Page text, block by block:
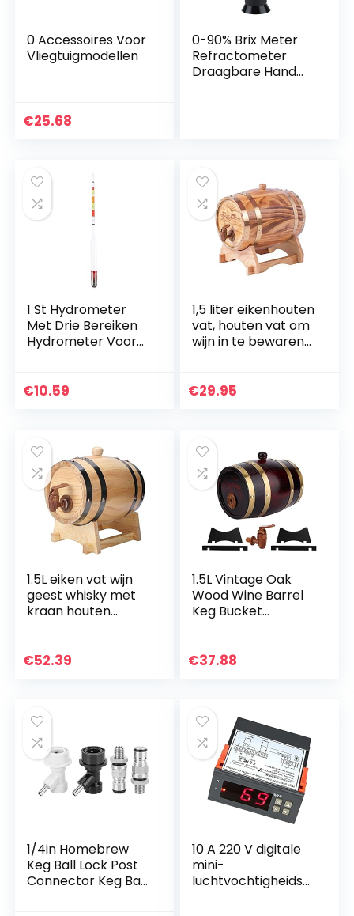
0 Accessoires Voor
Vliegtuigmodellen
€25.68
0-90% Brix Meter
Refractometer
Draagbare Hand
1 St Hydrometer
Met Drie Bereiken
Hydrometer Voor
Van Wijn Digitale
Brouwen Alcohol
Suiker Meter Was
€10.59
1,5 liter eikenhouten
vat, houten vat om
wijn in te bewaren
gedistilleerd,
€29.95
1.5L eiken vat wijn
geest whisky met
kraan houten
wijnvat voor bier
€52.39
1.5L Vintage Oak
Wood Wine Barrel
Keg Bucket
Display Storage
€37.88
1/4in Homebrew
Keg Ball Lock Post
Connector Keg Ball
10 A 220 V digitale
mini-
luchtvochtigheidsr